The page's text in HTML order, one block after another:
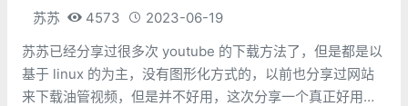
苏苏 4573
2023-06-19
苏苏已经分享过很多次 youtube 的下载方法了，但是都是以
基于 linux 的为主，没有图形化方式的，以前也分享过网站
来下载油管视频，但是并不好用，这次分享一个真正好用